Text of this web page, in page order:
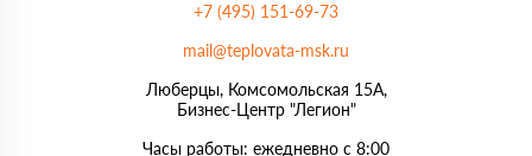
+7 (495) 151-69-73
mail@teplovata-msk.ru
Люберцы, Комсомольская 15А,
Бизнес-Центр "Легион"
Часы работы: ежедневно с 8:00